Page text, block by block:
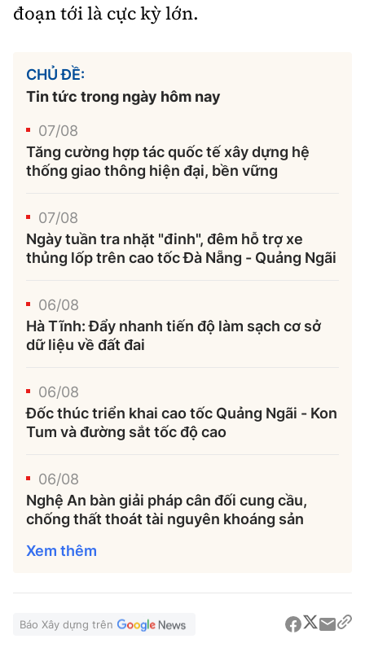
đoạn tới là cực kỳ lớn.
CHỦ ĐỀ:
Tin tức trong ngày hôm nay
07/08
Tăng cường hợp tác quốc tế xây dựng hệ
thống giao thông hiện đại, bền vững
07/08
Ngày tuần tra nhặt "đinh", đêm hỗ trợ xe
thủng lốp trên cao tốc Đà Nẵng - Quảng Ngãi
06/08
Hà Tĩnh: Đẩy nhanh tiến độ làm sạch cơ sở
dữ liệu về đất đai
06/08
Đốc thúc triển khai cao tốc Quảng Ngãi - Kon
Tum và đường sắt tốc độ cao
06/08
Nghệ An bàn giải pháp cân đối cung cầu,
chống thất thoát tài nguyên khoáng sản
Xem thêm
Báo Xây dựng trên